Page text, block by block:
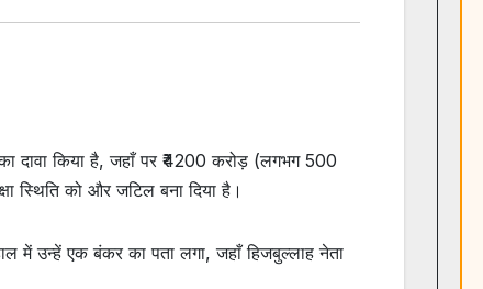
किया है, जहाँ पर ₹4200 करोड़ (लगभग 500
स्थिति को और जटिल बना दिया है।
में उन्हें एक बंकर का पता लगा, जहाँ हिजबुल्लाह नेता